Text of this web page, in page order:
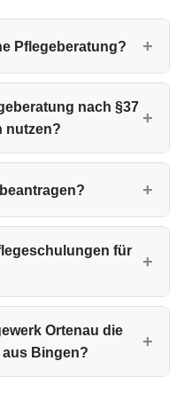
Pflegeberatung?
nach §37
nutzen?
für
Ortenau die
Bingen?